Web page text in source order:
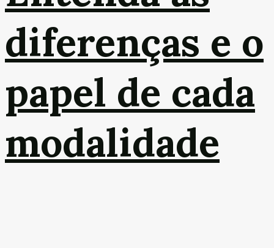
diferenças e o
papel de cada
modalidade